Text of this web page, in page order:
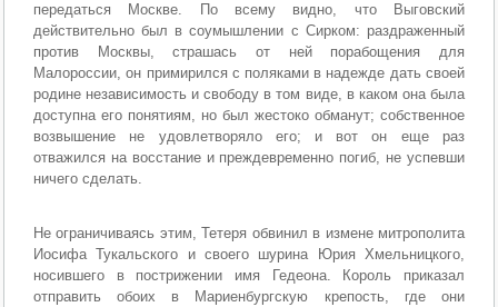
передаться Москве. По всему видно, что Выговский
действительно был в соумышлении с Сирком: раздраженный
против Москвы, страшась от ней порабощения для
Малороссии, он примирился с поляками в надежде дать своей
родине независимость и свободу в том виде, в каком она была
доступна его понятиям, но был жестоко обманут; собственное
возвышение не удовлетворяло его; и вот он еще раз
отважился на восстание и преждевременно погиб, не успевши
ничего сделать.
Не ограничиваясь этим, Тетеря обвинил в измене митрополита
Иосифа Тукальского и своего шурина Юрия Хмельницкого,
носившего в пострижении имя Гедеона. Король приказал
отправить обоих в Мариенбургскую крепость, где они